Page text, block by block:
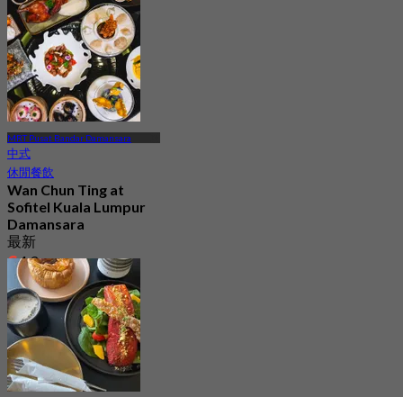
MRT Pusat Bandar Damansara
中式
休閒餐飲
Wan Chun Ting at
Sofitel Kuala Lumpur
Damansara
最新
4.3
起RM 69.33